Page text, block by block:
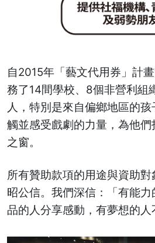
自2015年「藝文代用券」計
務了14間學校、8個非營利組
人，特別是來自偏鄉地區的
觸並感受戲劇的力量，為他
之窗。
所有贊助款項的用途與資助
昭公信。我們深信：「有能
品的人分享感動，有夢想的人